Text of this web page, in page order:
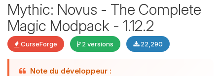
Mythic: Novus - The Complete
Magic Modpack - 1.12.2
CurseForge 2 versions 22,290
Note du développeur :
parler ! Moi c’est Choupy, ton petit